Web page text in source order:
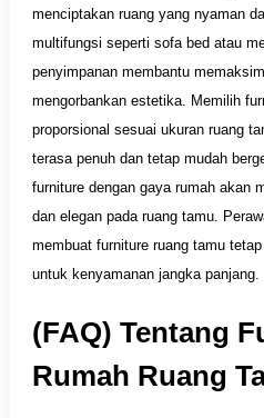
menciptakan ruang yang nyaman
multifungsi seperti sofa bed atau
penyimpanan membantu
mengorbankan estetika. Memilih
proporsional sesuai ukuran ruang
terasa penuh dan tetap mudah
furniture dengan gaya rumah akan
dan elegan pada ruang tamu.
membuat furniture ruang tamu
untuk kenyamanan jangka panjang.
(FAQ) Tentang
Rumah Ruang